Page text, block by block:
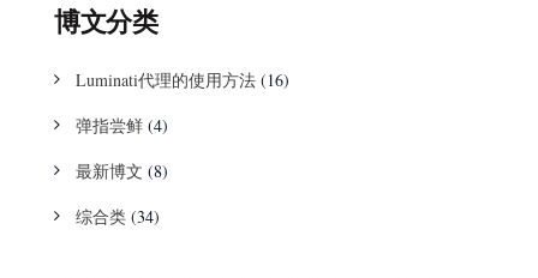
博文分类
Luminati代理的使用方法 (16)
弹指尝鲜 (4)
最新博文 (8)
综合类 (34)